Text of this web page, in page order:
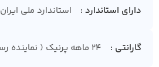
دارای استاندارد استاندارد ملی ایران
گارانتی 24 ماهه پرنیک ( نماینده رسمی پرنیک)